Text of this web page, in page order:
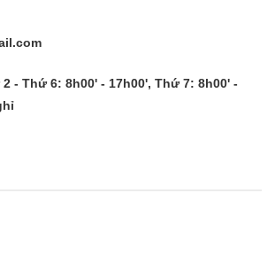
- Thứ 6: 8h00' - 17h00', Thứ 7: 8h00' -